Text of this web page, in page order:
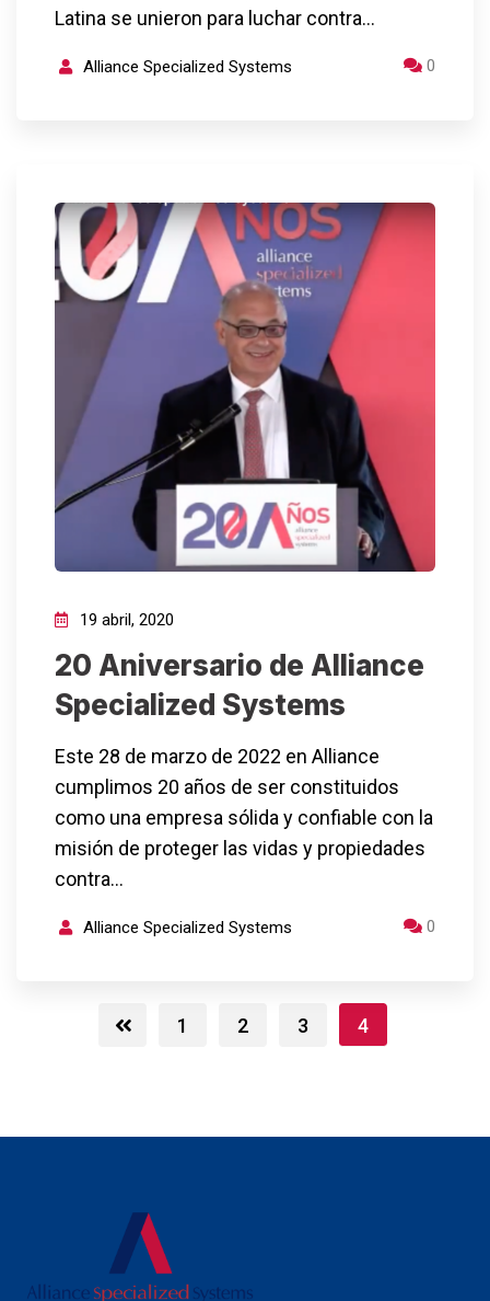
Latina se unieron para luchar contra…
Alliance Specialized Systems 0
19 abril, 2020
20 Aniversario de Alliance
Specialized Systems
Este 28 de marzo de 2022 en Alliance
cumplimos 20 años de ser constituidos
como una empresa sólida y confiable con la
misión de proteger las vidas y propiedades
contra…
Alliance Specialized Systems 0
1 2 3 4